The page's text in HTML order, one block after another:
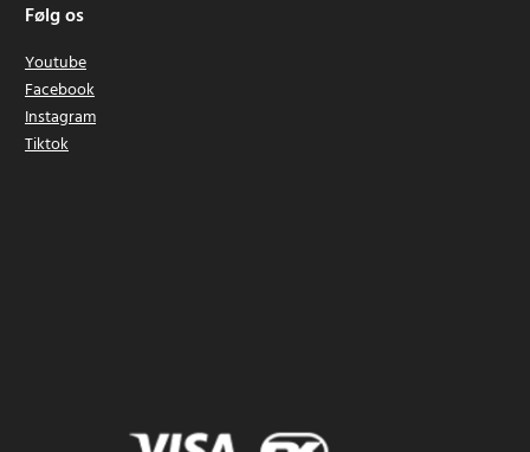
Følg os
Youtube
Facebook
Instagram
Tiktok